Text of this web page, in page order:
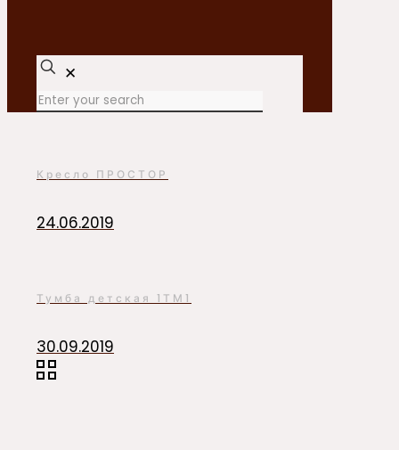
✕
Кресло ПРОСТОР
24.06.2019
Тумба детская 1ТМ1
30.09.2019